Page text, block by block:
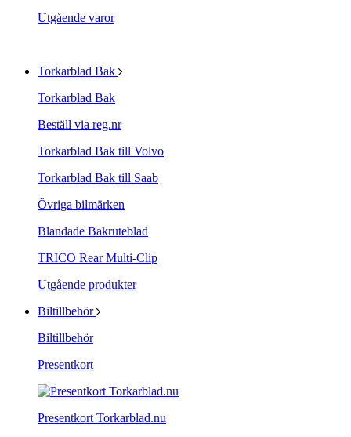
Utgående varor
Torkarblad Bak
Torkarblad Bak
Beställ via reg.nr
Torkarblad Bak till Volvo
Torkarblad Bak till Saab
Övriga bilmärken
Blandade Bakruteblad
TRICO Rear Multi-Clip
Utgående produkter
Biltillbehör
Biltillbehör
Presentkort
Presentkort Torkarblad.nu